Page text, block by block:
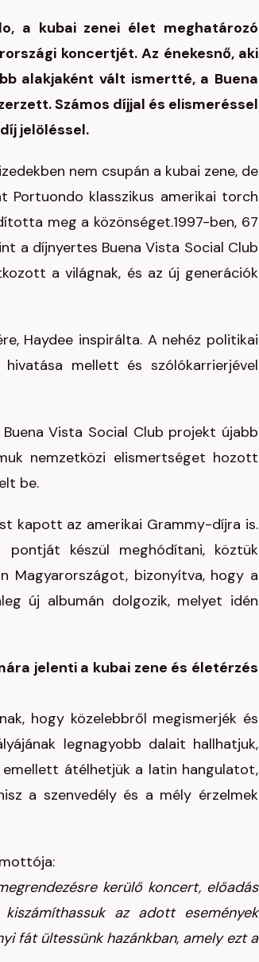
a kubai zenei élet meghatározó
koncertjét. Az énekesnő, aki
alakjaként vált ismertté, a Buena
Számos díjjal és elismeréssel
jelöléssel.
nem csupán a kubai zene, de
Portuondo klasszikus amerikai torch
meg a közönséget.1997-ben, 67
a díjnyertes Buena Vista Social Club
a világnak, és az új generációk
Haydee inspirálta. A nehéz politikai
mellett és szólókarrierjével
Vista Social Club projekt újabb
nemzetközi elismertséget hozott
be.
kapott az amerikai Grammy-díjra is.
készül meghódítani, köztük
Magyarországot, bizonyítva, hogy a
új albumán dolgozik, melyet idén
jelenti a kubai zene és életérzés
hogy közelebbről megismerjék és
legnagyobb dalait hallhatjuk,
emellett átélhetjük a latin hangulatot,
a szenvedély és a mély érzelmek
kerülő koncert, előadás
kiszámíthassuk az adott események
fát ültessünk hazánkban, amely ezt a